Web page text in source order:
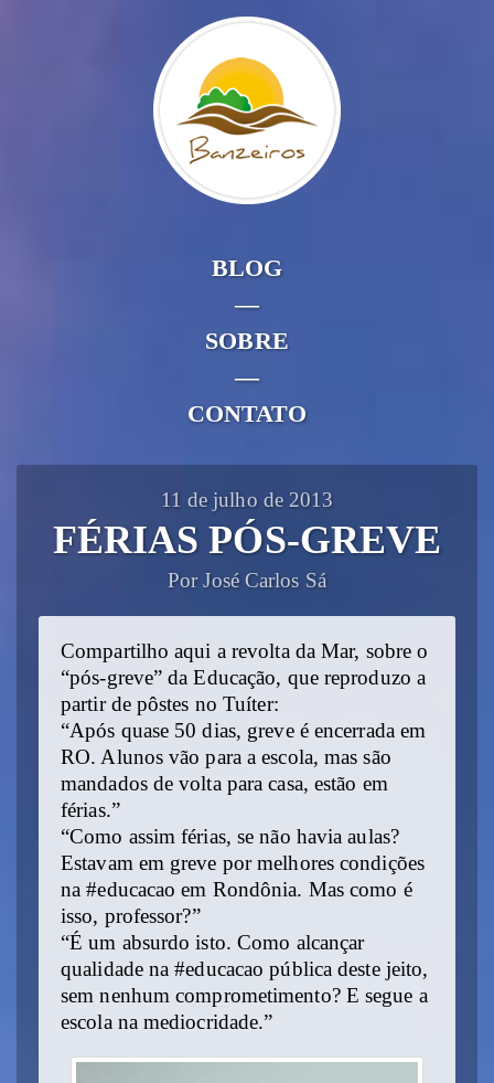
BLOG
—
SOBRE
—
CONTATO
11 de julho de 2013
FÉRIAS PÓS-GREVE
Por José Carlos Sá
Compartilho aqui a revolta da Mar, sobre o
“pós-greve” da Educação, que reproduzo a
partir de pôstes no Tuíter:
“Após quase 50 dias, greve é encerrada em
RO. Alunos vão para a escola, mas são
mandados de volta para casa, estão em
férias.”
“Como assim férias, se não havia aulas?
Estavam em greve por melhores condições
na #educacao em Rondônia. Mas como é
isso, professor?”
“É um absurdo isto. Como alcançar
qualidade na #educacao pública deste jeito,
sem nenhum comprometimento? E segue a
escola na mediocridade.”